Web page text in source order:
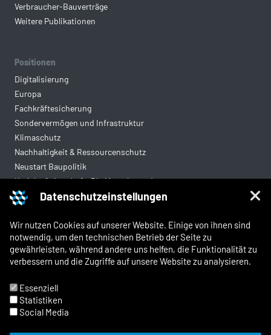
Datenschutzeinstellungen
Wir nutzen Cookies auf unserer Website. Einige von ihnen sind
notwendig, um den technischen Betrieb der Seite zu
gewährleisten, während andere uns helfen, die Funktionalität zu
verbessern und die Zugriffe auf unsere Website zu analysieren.
Essenziell
Statistiken
Social Media
Verbraucher-Bauverträge
Weitere Publikationen
Positionen
Digitalisierung
Europa
Fachkräftesicherung
Sondervermögen und Infrastruktur
Klimaschutz
Nachhaltigkeit & Ressourcenschutz
Neustart Baupolitik
Kreislaufwirtschaft: Die Mantelverordnung
Mittelstandsgerechte Vergabe
Rechtliches
Kontakt
Impressum
Datenschutz
Whistleblowing und Meldewege